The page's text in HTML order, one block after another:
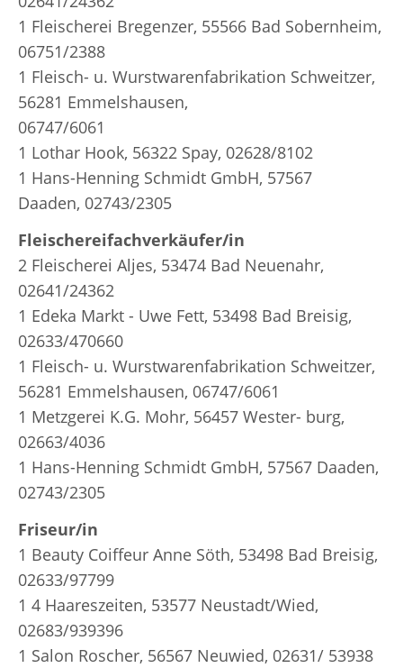
1 Fleischerei Bregenzer, 55566 Bad Sobernheim,
06751/2388
1 Fleisch- u. Wurstwarenfabrikation Schweitzer,
56281 Emmelshausen,
06747/6061
1 Lothar Hook, 56322 Spay, 02628/8102
1 Hans-Henning Schmidt GmbH, 57567
Daaden, 02743/2305
Fleischereifachverkäufer/in
2 Fleischerei Aljes, 53474 Bad Neuenahr,
02641/24362
1 Edeka Markt - Uwe Fett, 53498 Bad Breisig,
02633/470660
1 Fleisch- u. Wurstwarenfabrikation Schweitzer,
56281 Emmelshausen, 06747/6061
1 Metzgerei K.G. Mohr, 56457 Wester- burg,
02663/4036
1 Hans-Henning Schmidt GmbH, 57567 Daaden,
02743/2305
Friseur/in
1 Beauty Coiffeur Anne Söth, 53498 Bad Breisig,
02633/97799
1 4 Haareszeiten, 53577 Neustadt/Wied,
02683/939396
1 Salon Roscher, 56567 Neuwied, 02631/ 53938